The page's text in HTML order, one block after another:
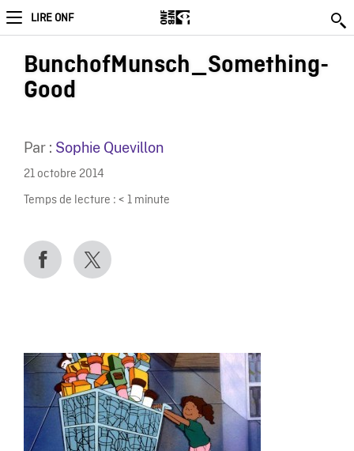
LIRE ONF
BunchofMunsch_Something-
Good
Par : Sophie Quevillon
21 octobre 2014
Temps de lecture : < 1 minute